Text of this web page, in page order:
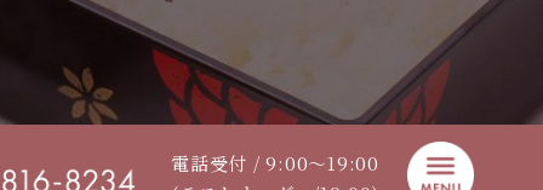
電話受付 / 9:00〜19:00